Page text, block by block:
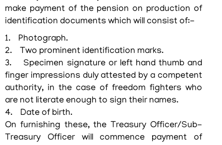
കീപ്പിംങ്
സേവനങ്ങള്‍
സെക്രട്ടേറിയറ്റ്
സെന്‍ട്രല്‍
ലൈബ്രറി
അഖിലേന്ത്യാ
സേവനങ്ങൾ
make payment of the pension on production of
identification documents which will consist of:-
1. Photograph.
2. Two prominent identification marks.
3. Specimen signature or left hand thumb and
finger impressions duly attested by a competent
authority, in the case of freedom fighters who
are not literate enough to sign their names.
4. Date of birth.
On furnishing these, the Treasury Officer/Sub-
Treasury Officer will commence payment of